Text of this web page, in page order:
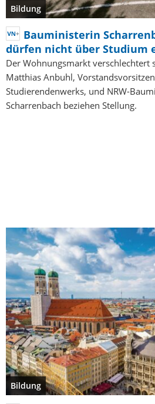
Bildung
Bauministerin
dürfen nicht über Studium
Der Wohnungsmarkt verschlechtert
Matthias Anbuhl,
Studierendenwerks, und NRW-
Scharrenbach beziehen Stellung.
Bildung